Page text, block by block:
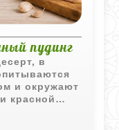
пудинг
в
и окружают
красной
пудинг
и